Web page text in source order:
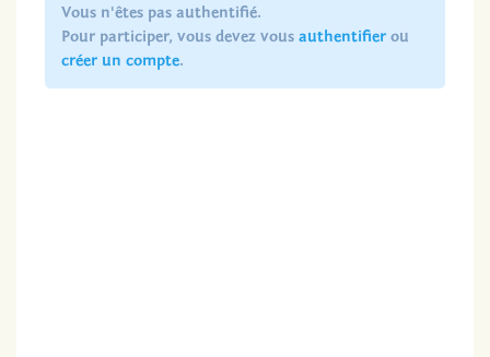
Vous n'êtes pas authentifié.
Pour participer, vous devez vous authentifierou
créer un compte.